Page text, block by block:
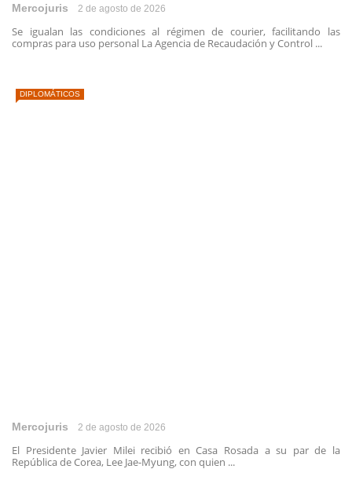
Mercojuris 2 de agosto de 2026
Se igualan las condiciones al régimen de courier, facilitando las
compras para uso personal La Agencia de Recaudación y Control ...
DIPLOMÁTICOS
Mercojuris 2 de agosto de 2026
El Presidente Javier Milei recibió en Casa Rosada a su par de la
República de Corea, Lee Jae-Myung, con quien ...